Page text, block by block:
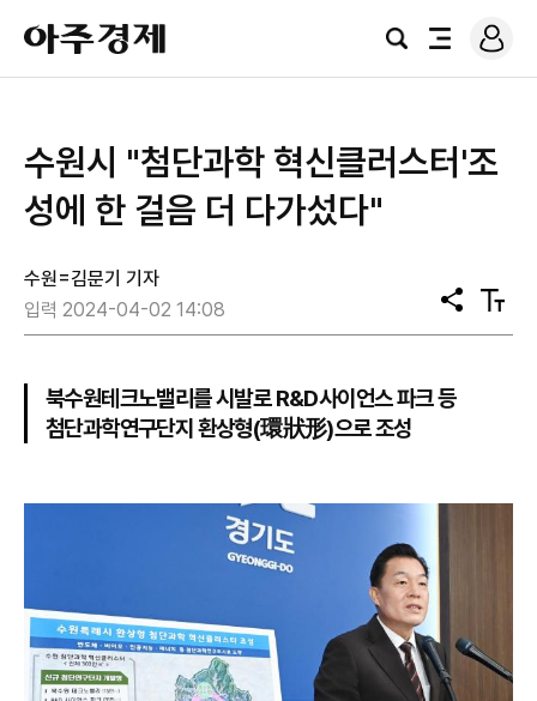
아
주
경
검
전
로
그
수원시 "첨단과학 혁신클러스터'조
성에 한 걸음 더 다가섰다"
수원=김문기 기자
입력 2024-04-02 14:08
공
유
텍
스
북수원테크노밸리를 시발로 R&D사이언스 파크 등
첨단과학연구단지 환상형(環狀形)으로 조성